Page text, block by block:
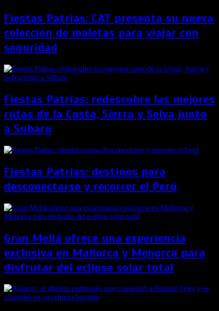
Fiestas Patrias: CAT presenta su nueva
colección de maletas para viajar con
seguridad
Fiestas Patrias: redescubre las mejores
rutas de la Costa, Sierra y Selva junto
a Subaru
Fiestas Patrias: destinos para
desconectarse y recorrer el Perú
Gran Meliá ofrece una experiencia
exclusiva en Mallorca y Menorca para
disfrutar del eclipse solar total